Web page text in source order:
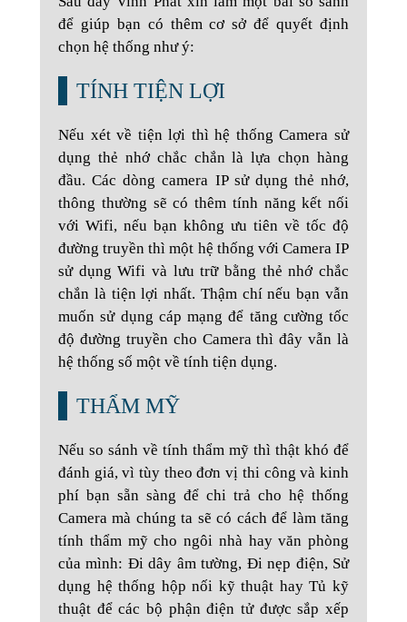
để giúp bạn có thêm cơ sở để quyết định
chọn hệ thống như ý:
TÍNH TIỆN LỢI
Nếu xét về tiện lợi thì hệ thống Camera sử
dụng thẻ nhớ chắc chắn là lựa chọn hàng
đầu. Các dòng camera IP sử dụng thẻ nhớ,
thông thường sẽ có thêm tính năng kết nối
với Wifi, nếu bạn không ưu tiên về tốc độ
đường truyền thì một hệ thống với Camera IP
sử dụng Wifi và lưu trữ bằng thẻ nhớ chắc
chắn là tiện lợi nhất. Thậm chí nếu bạn vẫn
muốn sử dụng cáp mạng để tăng cường tốc
độ đường truyền cho Camera thì đây vẫn là
hệ thống số một về tính tiện dụng.
THẨM MỸ
Nếu so sánh về tính thẩm mỹ thì thật khó để
đánh giá, vì tùy theo đơn vị thi công và kinh
phí bạn sẵn sàng để chi trả cho hệ thống
Camera mà chúng ta sẽ có cách để làm tăng
tính thẩm mỹ cho ngôi nhà hay văn phòng
của mình: Đi dây âm tường, Đi nẹp điện, Sử
dụng hệ thống hộp nối kỹ thuật hay Tủ kỹ
thuật để các bộ phận điện tử được sắp xếp